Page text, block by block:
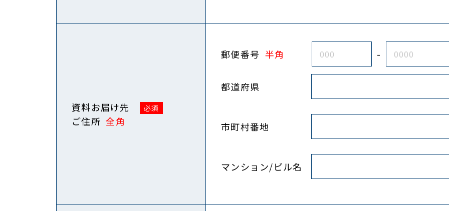
資料お届け先
ご住所 全角
郵便番号 半角 -
都道府県
市町村番地
マンション/ビル名